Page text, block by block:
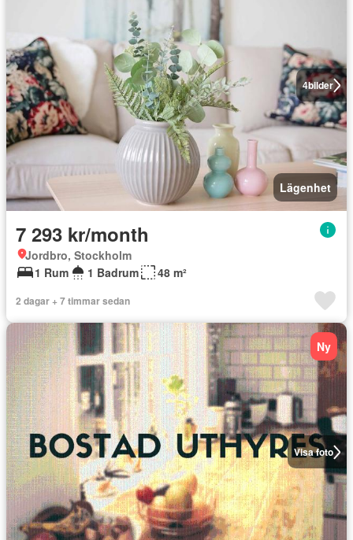
4bilder
Lägenhet
7 293 kr/month
Jordbro, Stockholm
1 Rum
1 Badrum 48 m²
2 dagar + 7 timmar sedan
Visa foto
Ny